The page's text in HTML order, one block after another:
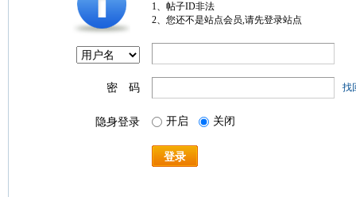
1、帖子ID非法
2、您还不是站点会员,请先登录站点
密 码 找
隐身登录 开启 关闭
登录